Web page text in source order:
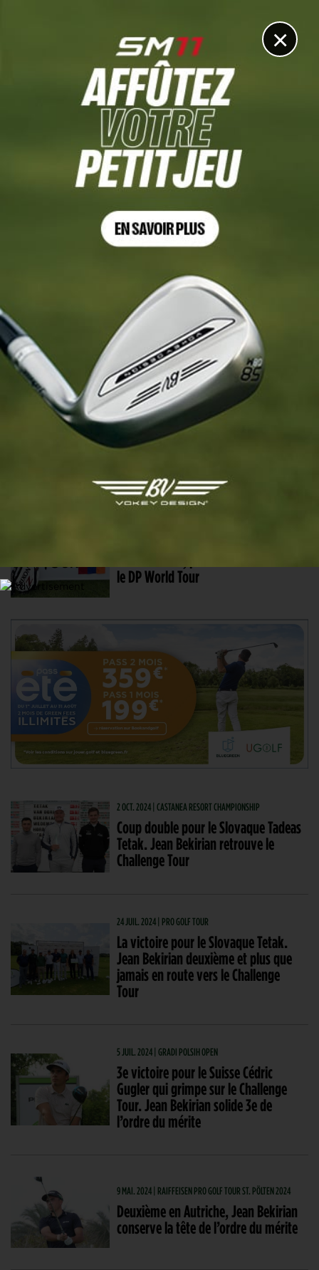
×
Jean Bekirian
4 AVR. 2026 | OPEN PGA DE MONT-DE-MARSAN
Andoni Etchenique s’offre l’Open PGA
France ARKEA de Mont-de-Marsan
7 FÉV. 2025 | COMMERCIAL BANK QATAR MASTERS, TOUR 2
Jean Bekirian entre dans l’histoire du
le DP World Tour
2 OCT. 2024 | CASTANEA RESORT CHAMPIONSHIP
Coup double pour le Slovaque Tadeas
Tetak. Jean Bekirian retrouve le
Challenge Tour
24 JUIL. 2024 | PRO GOLF TOUR
La victoire pour le Slovaque Tetak.
Jean Bekirian deuxième et plus que
jamais en route vers le Challenge
Tour
5 JUIL. 2024 | GRADI POLSIH OPEN
3e victoire pour le Suisse Cédric
Gugler qui grimpe sur le Challenge
Tour. Jean Bekirian solide 3e de
l’ordre du mérite
9 MAI. 2024 | RAIFFEISEN PRO GOLF TOUR ST. PÖLTEN 2024
Deuxième en Autriche, Jean Bekirian
conserve la tête de l’ordre du mérite